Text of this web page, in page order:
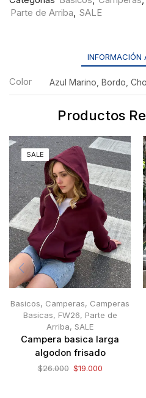
Parte de Arriba, SALE
INFORMACIÓN
Color Azul Marino, Bordo,
Productos
SALE
Basicos, Camperas, Camperas
Basicas, FW26, Parte de
Arriba, SALE
Campera basica larga
algodon frisado
$26.000 $19.000